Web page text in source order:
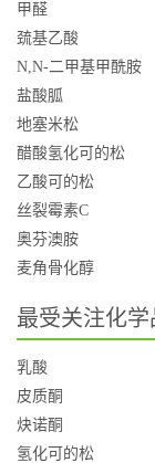
甲醛
巯基乙酸
N,N-二甲基甲酰胺
盐酸胍
地塞米松
醋酸氢化可的松
乙酸可的松
丝裂霉素C
奥芬澳胺
麦角骨化醇
最受关注化学
乳酸
皮质酮
炔诺酮
氢化可的松